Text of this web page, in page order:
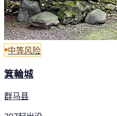
中等风险
箕輪城
群马县